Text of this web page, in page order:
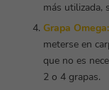
más utilizada,
Grapa Omega:
meterse en
que no es
2 o 4 grapas.